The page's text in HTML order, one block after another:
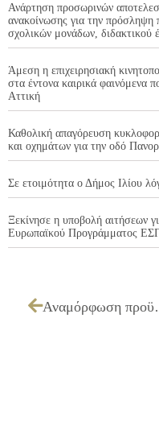
Ανάρτηση προσωρινών
ανακοίνωσης για την
σχολικών μονάδων, διδακτικού
Άμεση η επιχειρησιακή
στα έντονα καιρικά φαινόμενα
Αττική
Καθολική απαγόρευση
και οχημάτων για την οδό
Σε ετοιμότητα ο Δήμος Ιλίου
Ξεκίνησε η υποβολή αιτήσεων
Ευρωπαϊκού Προγράμματος